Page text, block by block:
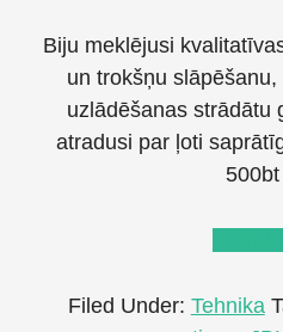
Biju meklējusi
un trokšņu
uzlādēšanas strādātu
atradusi par ļoti
Filed Under: Tehnika